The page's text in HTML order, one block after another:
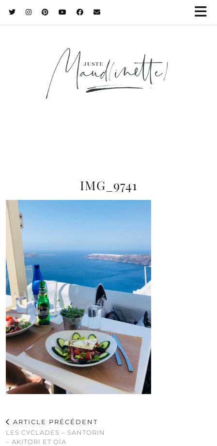
IMG_9741
ARTICLE PRÉCÉDENT
LES CYCLADES – SANTORIN
– AKITORI ET OÌA